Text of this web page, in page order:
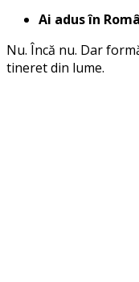
Ai adus în
Nu. Încă nu. Dar
tineret din lume.